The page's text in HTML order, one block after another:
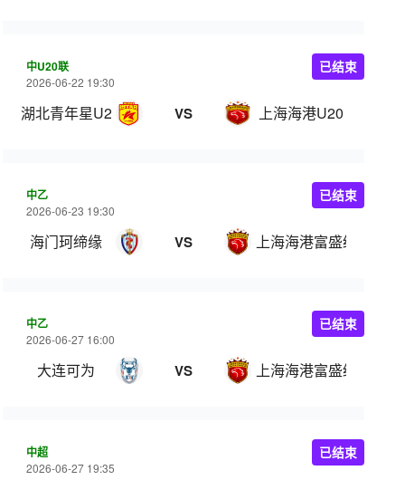
中U20联
2026-06-22 19:30
湖北青年星U20 VS 上海海港U20
已结束
中乙
2026-06-23 19:30
海门珂缔缘 VS 上海海港富盛经开
已结束
中乙
2026-06-27 16:00
大连可为 VS 上海海港富盛经开
已结束
中超
2026-06-27 19:35
已结束